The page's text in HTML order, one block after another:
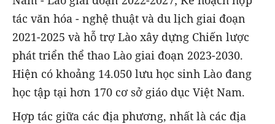
tác văn hóa - nghệ thuật và du lịch giai đoạn
2021-2025 và hỗ trợ Lào xây dựng Chiến lược
phát triển thể thao Lào giai đoạn 2023-2030.
Hiện có khoảng 14.050 lưu học sinh Lào đang
học tập tại hơn 170 cơ sở giáo dục Việt Nam.
Hợp tác giữa các địa phương, nhất là các địa